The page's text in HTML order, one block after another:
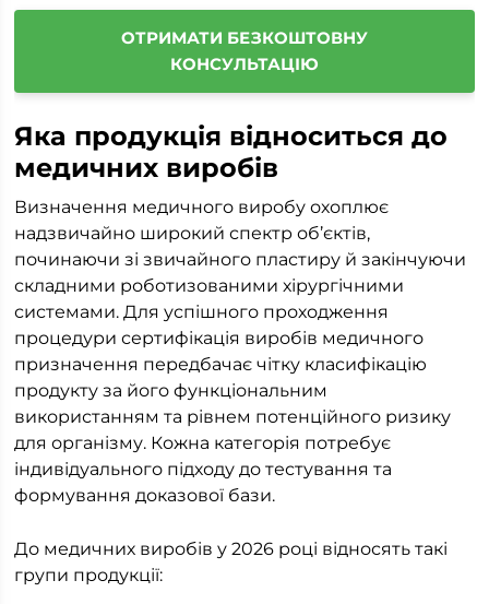
ОТРИМАТИ БЕЗКОШТОВНУ
КОНСУЛЬТАЦІЮ
Яка продукція відноситься до
медичних виробів
Визначення медичного виробу охоплює
надзвичайно широкий спектр об’єктів,
починаючи зі звичайного пластиру й закінчуючи
складними роботизованими хірургічними
системами. Для успішного проходження
процедури сертифікація виробів медичного
призначення передбачає чітку класифікацію
продукту за його функціональним
використанням та рівнем потенційного ризику
для організму. Кожна категорія потребує
індивідуального підходу до тестування та
формування доказової бази.
До медичних виробів у 2026 році відносять такі
групи продукції: